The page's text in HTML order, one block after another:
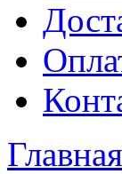
Главная